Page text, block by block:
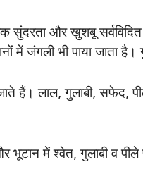
सुंदरता और खुशबू सर्वविदित
में जंगली भी पाया जाता है।
हैं। लाल, गुलाबी, सफेद,
भूटान में श्वेत, गुलाबी व